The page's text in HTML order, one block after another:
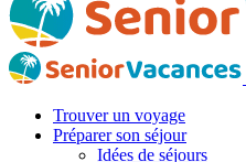
Trouver un voyage
Préparer son séjour
Idées de séjours